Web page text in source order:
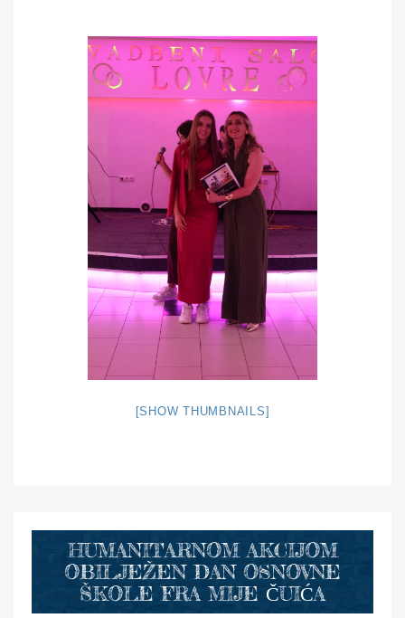
[SHOW THUMBNAILS]
HUMANITARNOM AKCIJOM
OBILJEŽEN DAN OSNOVNE
ŠKOLE FRA MIJE ČUIĆA